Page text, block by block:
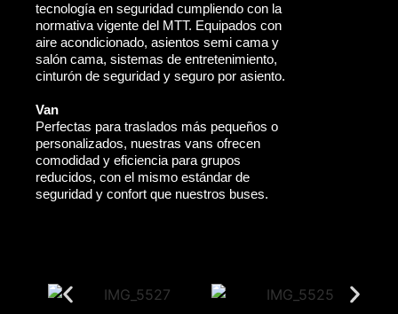
tecnología en seguridad cumpliendo con la
normativa vigente del MTT. Equipados con
aire acondicionado, asientos semi cama y
salón cama, sistemas de entretenimiento,
cinturón de seguridad y seguro por asiento.
Van
Perfectas para traslados más pequeños o
personalizados, nuestras vans ofrecen
comodidad y eficiencia para grupos
reducidos, con el mismo estándar de
seguridad y confort que nuestros buses.